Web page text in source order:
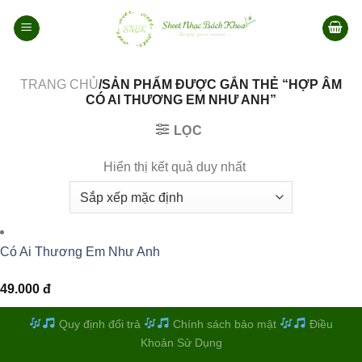
qua
TRANG CHỦ/SẢN PHẨM ĐƯỢC GẮN THẺ “HỢP ÂM
CÓ AI THƯƠNG EM NHƯ ANH”
LỌC
Hiển thị kết quả duy nhất
Có Ai Thương Em Như Anh
49.000 đ
Quy định đổi trả Chính sách bảo mật
Điều
Khoản Sử Dụng